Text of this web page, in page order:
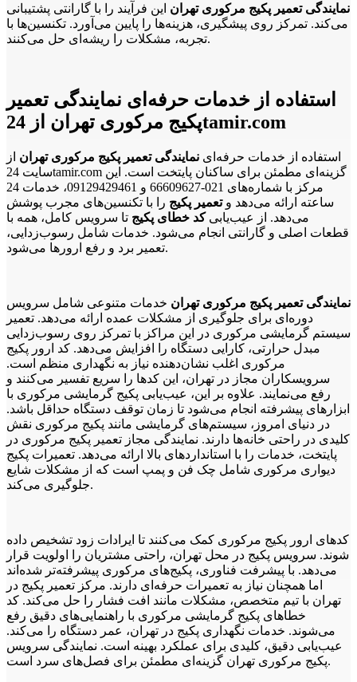
نمایندگی تعمیر پکیج مرکوری تهران این فرآیند را با گارانتی پشتیبانی
می‌کند. تمرکز روی پیشگیری، هزینه‌ها را پایین می‌آورد. تکنسین‌ها با
تجربه، مشکلات را ریشه‌ای حل می‌کنند.
استفاده از خدمات حرفه‌ای نمایندگی تعمیر
پکیج مرکوری تهران از 24tamir.com
استفاده از خدمات حرفه‌ای نمایندگی تعمیر پکیج مرکوری تهران از
سایت 24tamir.com گزینه‌ای مطمئن برای ساکنان پایتخت است. این
مرکز با شماره‌های 021-66609627 و 09129429461، خدمات 24
ساعته ارائه می‌دهد وتعمیر پکیج را با تکنسین‌های مجرب پوشش
می‌دهد. از عیب‌یابیکد خطای پکیج تا سرویس کامل، همه با
قطعات اصلی و گارانتی انجام می‌شود. خدمات شامل رسوب‌زدایی،
تعمیر برد و رفع ارورها می‌شود.
نمایندگی تعمیر پکیج مرکوری تهران خدمات متنوعی شامل سرویس
دوره‌ای برای جلوگیری از مشکلات عمده ارائه می‌دهد. تعمیر
سیستم گرمایشی مرکوری در این مراکز با تمرکز روی رسوب‌زدایی
مبدل حرارتی، کارایی دستگاه را افزایش می‌دهد. کد ارور پکیج
مرکوری اغلب نشان‌دهنده نیاز به نگهداری منظم است.
سرویسکاران مجاز در تهران، این کدها را سریع تفسیر می‌کنند و
رفع می‌نمایند. علاوه بر این، عیب‌یابی پکیج گرمایشی مرکوری با
ابزارهای پیشرفته انجام می‌شود تا زمان توقف دستگاه حداقل باشد.
در دنیای امروز، سیستم‌های گرمایشی مانند پکیج مرکوری نقش
کلیدی در راحتی خانه‌ها دارند. نمایندگی مجاز تعمیر پکیج مرکوری در
پایتخت، خدمات را با استانداردهای بالا ارائه می‌دهد. تعمیرات پکیج
دیواری مرکوری شامل چک فن و پمپ است که از مشکلات شایع
جلوگیری می‌کند.
کدهای ارور پکیج مرکوری کمک می‌کنند تا ایرادات زود تشخیص داده
شوند. سرویس پکیج در محل تهران، راحتی مشتریان را اولویت قرار
می‌دهد. با پیشرفت فناوری، پکیج‌های مرکوری پیشرفته‌تر شده‌اند
اما همچنان نیاز به تعمیرات حرفه‌ای دارند. مرکز تعمیر پکیج در
تهران با تیم متخصص، مشکلات مانند افت فشار را حل می‌کند. کد
خطاهای پکیج گرمایشی مرکوری با راهنمایی‌های دقیق رفع
می‌شوند. خدمات نگهداری پکیج در تهران، عمر دستگاه را می‌کند.
عیب‌یابی دقیق، کلیدی برای عملکرد بهینه است. نمایندگی سرویس
پکیج مرکوری تهران گزینه‌ای مطمئن برای فصل‌های سرد است.